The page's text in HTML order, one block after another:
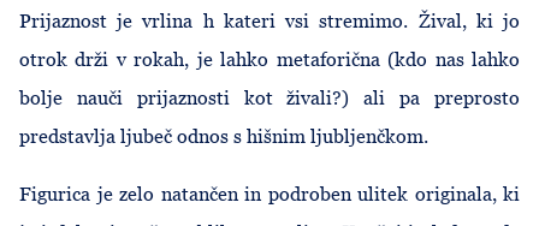
Prijaznost je vrlina h kateri vsi stremimo. Žival, ki jo
otrok drži v rokah, je lahko metaforična (kdo nas lahko
bolje nauči prijaznosti kot živali?) ali pa preprosto
predstavlja ljubeč odnos s hišnim ljubljenčkom.
Figurica je zelo natančen in podroben ulitek originala, ki